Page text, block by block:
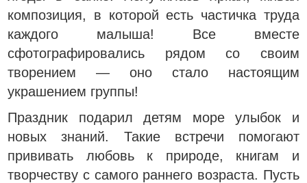
композиция, в которой есть частичка труда
каждого малыша! Все вместе
сфотографировались рядом со своим
творением — оно стало настоящим
украшением группы!
Праздник подарил детям море улыбок и
новых знаний. Такие встречи помогают
прививать любовь к природе, книгам и
творчеству с самого раннего возраста. Пусть